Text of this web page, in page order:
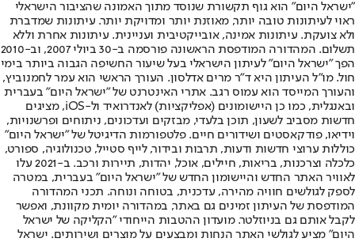
"ישראל היום" הוא גוף תקשורת שנוסד מתוך האמונה שהציבור הישראלי
ראוי לעיתונות טובה יותר, מאוזנת יותר ומדויקת יותר. עיתונות שמדברת
ולא צועקת. עיתונות אמינה, אובייקטיבית ועניינית. עיתונות אחרת וללא
תשלום. המהדורה המודפסת הראשונה פורסמה ב-30 ביולי 2007, וב-2010
הפך "ישראל היום" לעיתון הישראלי בעל שיעור החשיפה הגבוה ביותר בימי
חול. מו"ל העיתון היא ד"ר מרים אדלסון. העורך הראשי הוא עמר לחמנוביץ,
והעורך המייסד הוא עמוס רגב. אתרי האינטרנט של "ישראל היום" בעברית
ובאנגלית, כמו כן היישומונים (אפליקציות) לאנדרואיד ול-iOS, מציגים
חדשות מסביב לשעון, תוכן בלעדי, מבזקים ועדכונים, ניתוחים ופרשנויות,
וידיאו, פודקאסטים ושידורים חיים. פלטפורמות הדיגיטל של "ישראל היום"
כוללות ערוצי חדשות ודעות, תרבות ובידור, לייף סטייל, טכנולוגיה, ספורט,
כלכלה וצרכנות, בריאות, חיילים, אוכל, יהדות, תיירות ורכב. ב-2021 עלו
לאוויר האתר החדש והיישומון החדש של "ישראל היום" בעברית, במטרה
לספק לגולשים חוויה מהירה, עדכנית, בטוחה ונוחה. תכני המהדורה
המודפסת של העיתון זמינים גם באתר, במהדורה יומית מקוונת, ואפשר
לקבל אותם גם בניוזלטר. מועדון ההטבות הייחודי "הקליקה של ישראל
היום" מציע לגולשי האתר הנחות ומבצעים על מוצרים ושירותים. ישראל